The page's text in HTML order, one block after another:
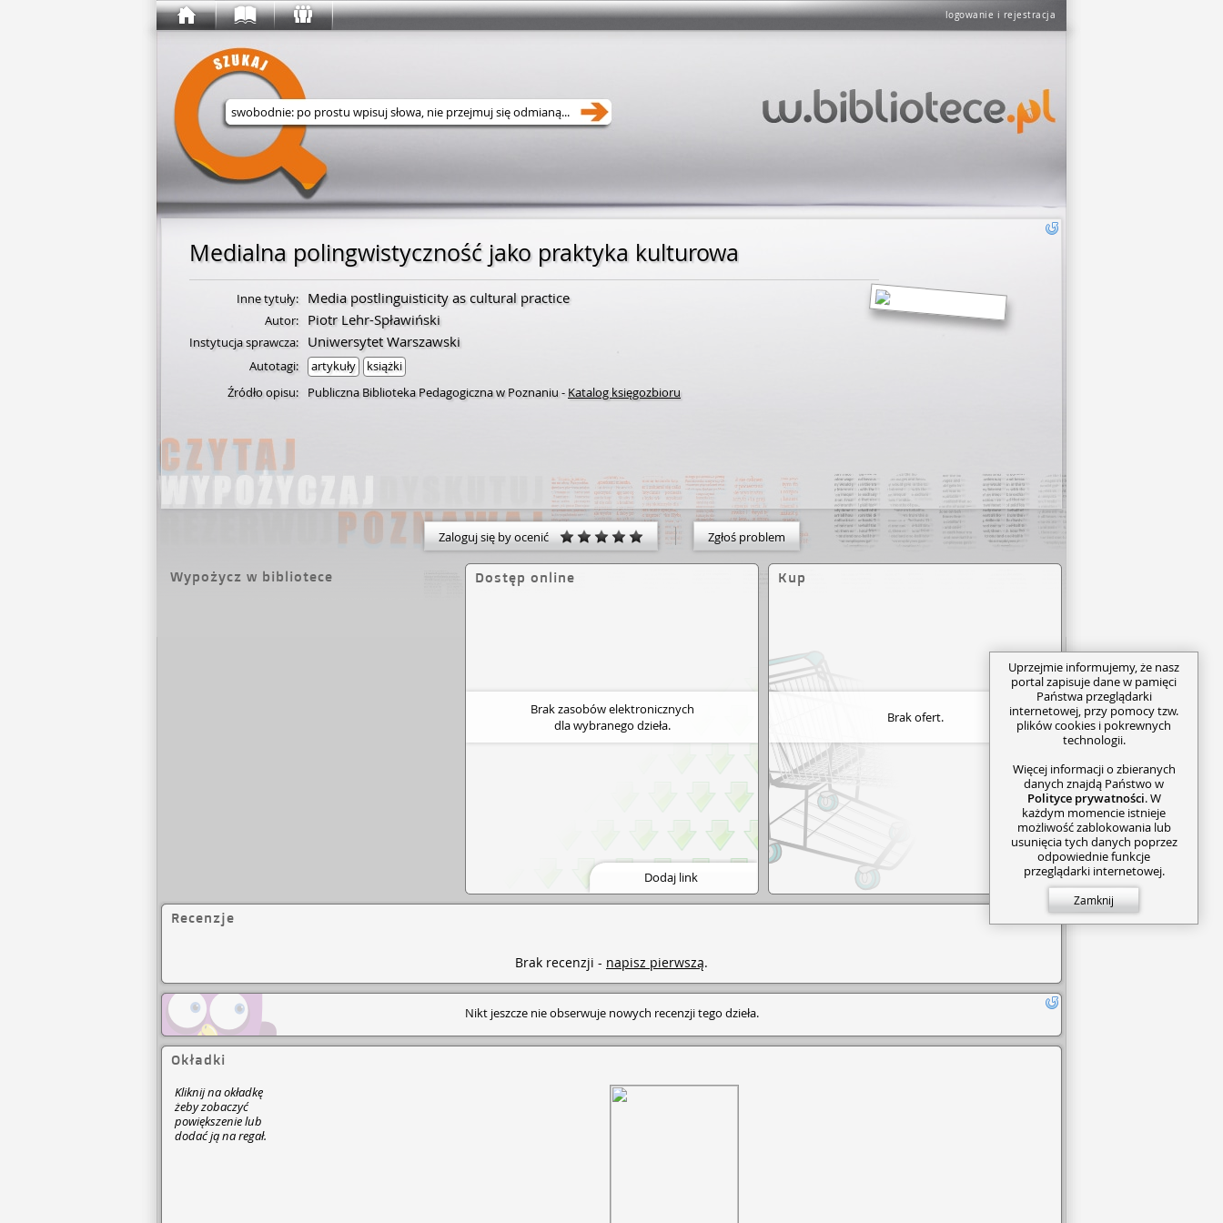
logowanie i rejestracja
Wyszukaj w serwisie
Medialna polingwistyczność jako praktyka kulturowa
Inne tytuły: Media postlinguisticity as cultural practice
Autor: Piotr Lehr-Spławiński
Instytucja sprawcza: Uniwersytet Warszawski
Autotagi: artykuły
książki
Źródło opisu:
Publiczna Biblioteka Pedagogiczna w Poznaniu - Katalog księgozbioru
Zaloguj się by ocenić Zgłoś problem
Wypożycz w bibliotece Dostęp online
Brak zasobów elektronicznych
dla wybranego dzieła.
Dodaj link
Kup
Brak ofert.
Recenzje
Brak recenzji - napisz pierwszą.
Nikt jeszcze nie obserwuje nowych recenzji tego dzieła.
Okładki
Kliknij na okładkę
żeby zobaczyć
powiększenie lub
dodać ją na regał.
Uprzejmie informujemy, że nasz
portal zapisuje dane w pamięci
Państwa przeglądarki
internetowej, przy pomocy tzw.
plików cookies i pokrewnych
technologii.
Więcej informacji o zbieranych
danych znajdą Państwo w
Polityce prywatności. W
każdym momencie istnieje
możliwość zablokowania lub
usunięcia tych danych poprzez
odpowiednie funkcje
przeglądarki internetowej.
Zamknij